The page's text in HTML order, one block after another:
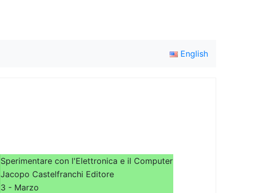
English
Sperimentare con l'Elettronica e il Computer
Jacopo Castelfranchi Editore
3 - Marzo